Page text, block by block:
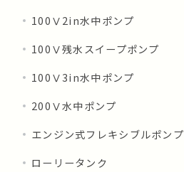
100Ⅴ2in水中ポンプ
100Ⅴ残水スイープポンプ
100Ⅴ3in水中ポンプ
200Ⅴ水中ポンプ
エンジン式フレキシブルポンプ
ローリータンク